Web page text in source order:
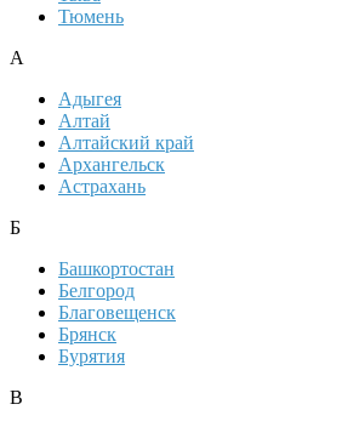
Тюмень
А
Адыгея
Алтай
Алтайский край
Архангельск
Астрахань
Б
Башкортостан
Белгород
Благовещенск
Брянск
Бурятия
В